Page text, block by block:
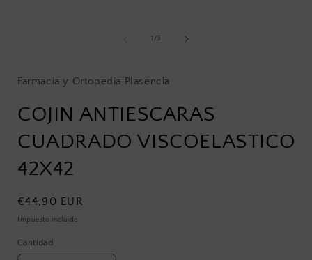
ventana
1/de3
Farmacia y Ortopedia Plasencia
COJIN ANTIESCARAS
CUADRADO VISCOELASTICO
42X42
Precio
habitual
€44,90 EUR
Impuesto incluido.
Cantidad